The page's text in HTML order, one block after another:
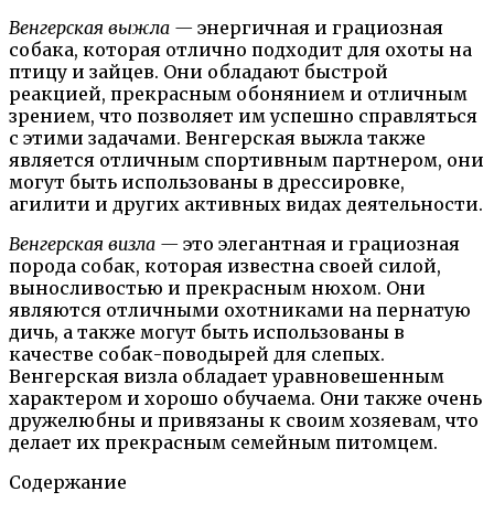
Венгерская выжла — энергичная и грациозная
собака, которая отлично подходит для охоты на
птицу и зайцев. Они обладают быстрой
реакцией, прекрасным обонянием и отличным
зрением, что позволяет им успешно справляться
с этими задачами. Венгерская выжла также
является отличным спортивным партнером, они
могут быть использованы в дрессировке,
агилити и других активных видах деятельности.
Венгерская визла — это элегантная и грациозная
порода собак, которая известна своей силой,
выносливостью и прекрасным нюхом. Они
являются отличными охотниками на пернатую
дичь, а также могут быть использованы в
качестве собак-поводырей для слепых.
Венгерская визла обладает уравновешенным
характером и хорошо обучаема. Они также очень
дружелюбны и привязаны к своим хозяевам, что
делает их прекрасным семейным питомцем.
Содержание